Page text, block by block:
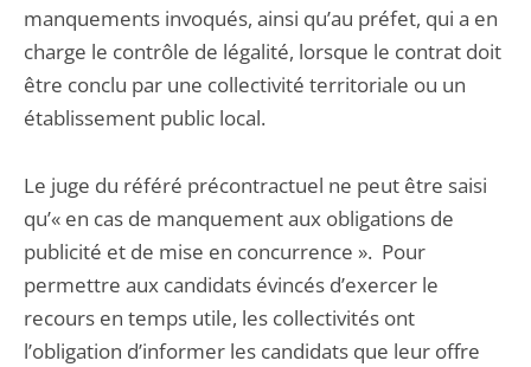
manquements invoqués, ainsi qu’au préfet, qui a en
charge le contrôle de légalité, lorsque le contrat doit
être conclu par une collectivité territoriale ou un
établissement public local.
Le juge du référé précontractuel ne peut être saisi
qu’« en cas de manquement aux obligations de
publicité et de mise en concurrence ». Pour
permettre aux candidats évincés d’exercer le
recours en temps utile, les collectivités ont
l’obligation d’informer les candidats que leur offre